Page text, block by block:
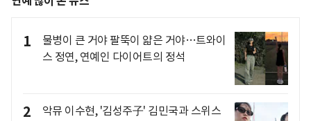
1
물병이 큰 거야 팔뚝이 얇은 거야…트와이
스 정연, 연예인 다이어트의 정석
2
악뮤 이수현, '김성주子' 김민국과 스위스